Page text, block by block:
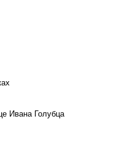
Ивана Голубца